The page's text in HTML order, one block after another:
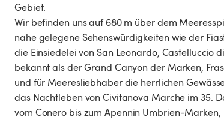
Gebiet.
Wir befinden uns auf 680 m über dem
nahe gelegene Sehenswürdigkeiten wie der
die Einsiedelei von San Leonardo, Castelluccio
bekannt als der Grand Canyon der Marken,
und für Meeresliebhaber die herrlichen
das Nachtleben von Civitanova Marche im 35.
vom Conero bis zum Apennin Umbrien-